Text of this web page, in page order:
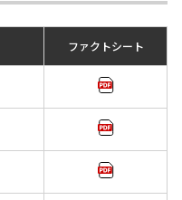
ファクトシート